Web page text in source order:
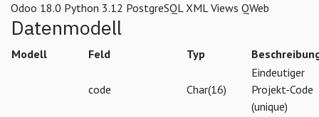
Odoo 18.0 Python 3.12 PostgreSQL XML Views QWeb
Datenmodell
Modell Feld Typ
code Char(16)
Eindeutiger
Projekt-Code
(unique)